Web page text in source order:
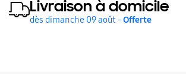
Livraison à domicile
dès dimanche 09 août - Offerte